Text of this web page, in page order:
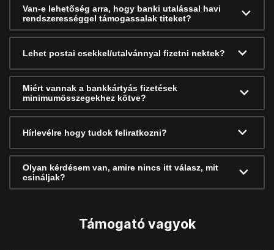
Van-e lehetőség arra, hogy banki utalással havi
rendszerességgel támogassalak titeket?
Lehet postai csekkel/utalvánnyal fizetni nektek?
Miért vannak a bankkártyás fizetések
minimumösszegekhez kötve?
Hírlevélre hogy tudok feliratkozni?
Olyan kérdésem van, amire nincs itt válasz, mit
csináljak?
Támogató vagyok